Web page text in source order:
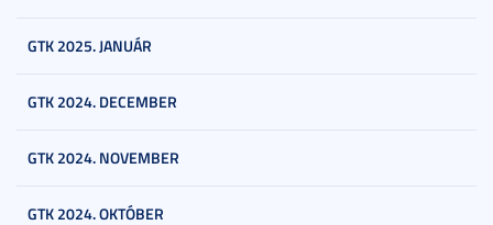
GTK 2025. JANUÁR
GTK 2024. DECEMBER
GTK 2024. NOVEMBER
GTK 2024. OKTÓBER